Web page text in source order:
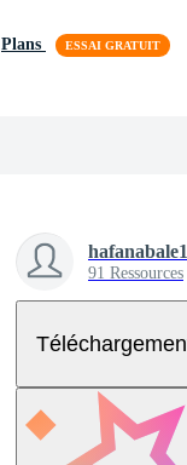
Plans
91 Ressources